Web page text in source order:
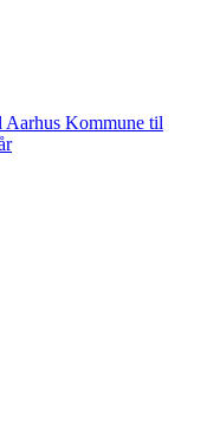
Aarhus Kommune til